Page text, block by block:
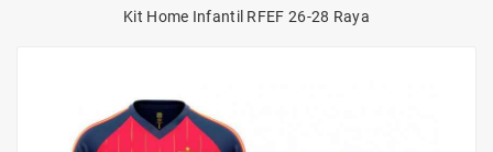
Kit Home Infantil RFEF 26-28 Raya